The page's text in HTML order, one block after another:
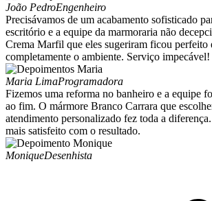
João PedroEngenheiro
Precisávamos de um acabamento sofisticado
escritório e a equipe da marmoraria não
Crema Marfil que eles sugeriram ficou perfeito
completamente o ambiente. Serviço impecável!
Maria LimaProgramadora
Fizemos uma reforma no banheiro e a equipe
ao fim. O mármore Branco Carrara que
atendimento personalizado fez toda a
mais satisfeito com o resultado.
MoniqueDesenhista